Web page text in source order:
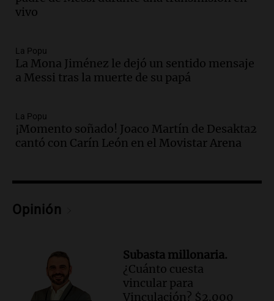
Vargas en 2007
Audio.El abuelo de Agostina Vega, tras
las nuevas detenciones: "En esa casa
Episodios
Audio. Una nutricionista derribó el mito
del desayuno ideal: qué alimentos
Episodios
Audio.Mateo, a los 25 años, lucha
contra el tiempo: necesita un trasplante
vivo
La Popu
La Mona Jiménez le dejó un sentido mensaje
a Messi tras la muerte de su papá
La Popu
¡Momento soñado! Joaco Martín de Desakta2
cantó con Carín León en el Movistar Arena
Opinión
Subasta millonaria.
¿Cuánto cuesta
vincular para
Vinculación? $2.000